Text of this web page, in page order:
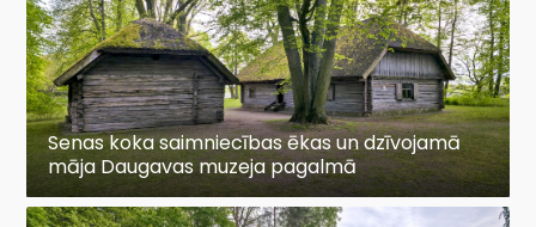
Senas koka saimniecības ēkas un dzīvojamā
māja Daugavas muzeja pagalmā